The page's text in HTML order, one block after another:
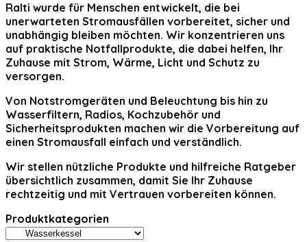
Ralti wurde für Menschen entwickelt, die bei
unerwarteten Stromausfällen vorbereitet, sicher und
unabhängig bleiben möchten. Wir konzentrieren uns
auf praktische Notfallprodukte, die dabei helfen, Ihr
Zuhause mit Strom, Wärme, Licht und Schutz zu
versorgen.
Von Notstromgeräten und Beleuchtung bis hin zu
Wasserfiltern, Radios, Kochzubehör und
Sicherheitsprodukten machen wir die Vorbereitung auf
einen Stromausfall einfach und verständlich.
Wir stellen nützliche Produkte und hilfreiche Ratgeber
übersichtlich zusammen, damit Sie Ihr Zuhause
rechtzeitig und mit Vertrauen vorbereiten können.
Produktkategorien